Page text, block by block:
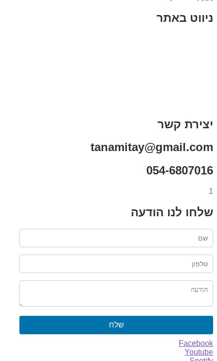
ניווט באתר
יצירת קשר
tanamitay@gmail.com
054-6807016
1
שלחו לנו הודעה
שלח
Facebook
Youtube